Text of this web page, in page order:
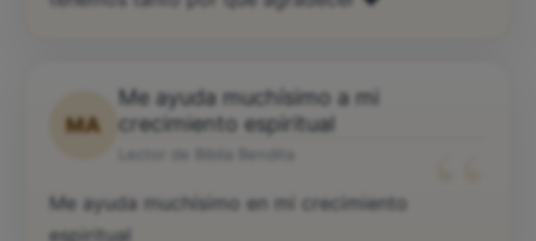
MA
Me ayuda muchísimo a mi
crecimiento espiritual
Me ayuda muchísimo en mi crecimiento
espiritual